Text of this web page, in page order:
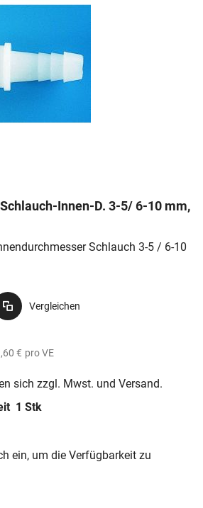
Innen-D. 3-5/ 6-10 mm,
Schlauch 3-5 / 6-10
Vergleichen
€ pro VE
sich zzgl. Mwst. und Versand.
1 Stk
ein, um die Verfügbarkeit zu